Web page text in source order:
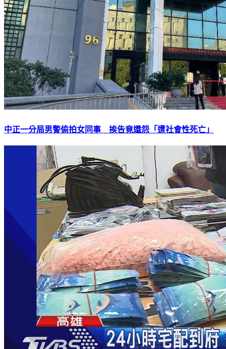
中正一分局男警偷拍女同事 挨告竟還怨「遭社會性死亡」